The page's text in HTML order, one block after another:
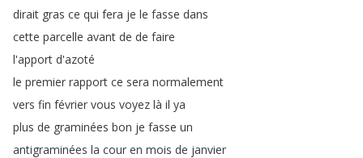
dirait gras ce qui fera je le fasse dans
cette parcelle avant de de faire
l'apport d'azoté
le premier rapport ce sera normalement
vers fin février vous voyez là il ya
plus de graminées bon je fasse un
antigraminées la cour en mois de janvier